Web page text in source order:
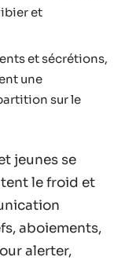
et
et sécrétions,
une
sur le
jeunes se
le froid et
aboiements,
alerter,